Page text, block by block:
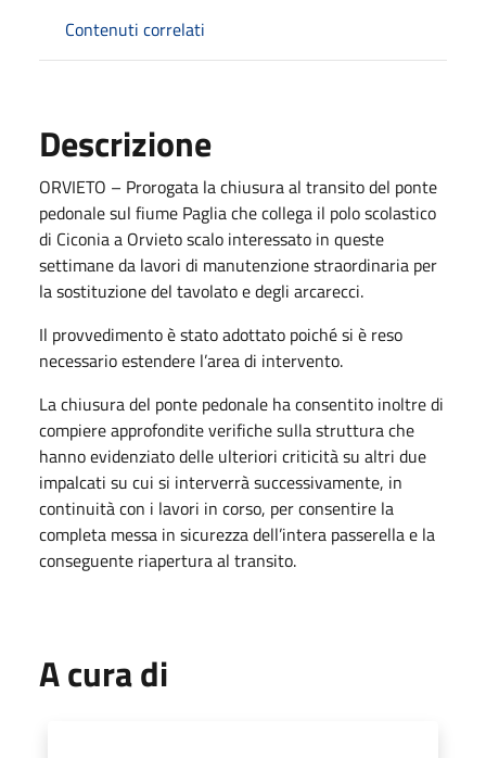
Contenuti correlati
Descrizione
ORVIETO – Prorogata la chiusura al transito del ponte
pedonale sul fiume Paglia che collega il polo scolastico
di Ciconia a Orvieto scalo interessato in queste
settimane da lavori di manutenzione straordinaria per
la sostituzione del tavolato e degli arcarecci.
Il provvedimento è stato adottato poiché si è reso
necessario estendere l’area di intervento.
La chiusura del ponte pedonale ha consentito inoltre di
compiere approfondite verifiche sulla struttura che
hanno evidenziato delle ulteriori criticità su altri due
impalcati su cui si interverrà successivamente, in
continuità con i lavori in corso, per consentire la
completa messa in sicurezza dell’intera passerella e la
conseguente riapertura al transito.
A cura di